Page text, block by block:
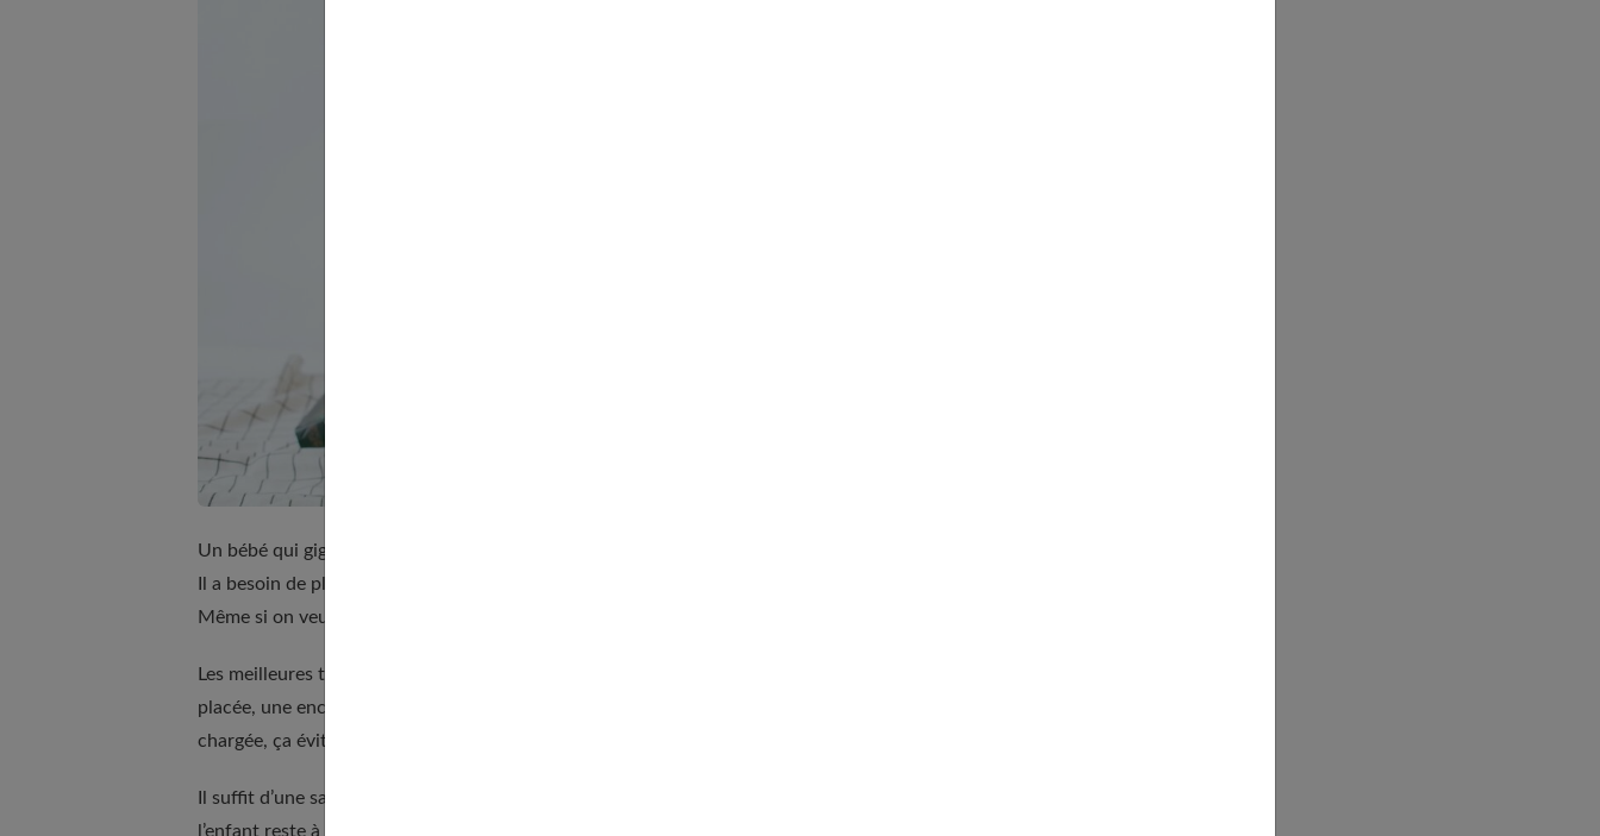
Un bébé qui gigote dans tous les sens ne supportera pas un pantalon trop ajusté ou une chemise rigide.
Il a besoin de place pour bouger, grimacer, faire la sieste. On n’habille pas un bébé comme un adulte.
Même si on veut le rendre mignon.
Les meilleures tenues ont toujours un truc en plus : un élastique qui ne marque pas, une pression bien
placée, une encolure qui s’enfile sans tiraillement. Ce sont des petits détails, mais dans une journée
chargée, ça évite bien des larmes.
Il suffit d’une salopette bien pensée, d’une chemise sans col qui gratte, d’un gilet qui ne serre pas… et
l’enfant reste à l’aise jusqu’à la fin. Ce confort discret permet de profiter de la fête sans crise à l’horizon.